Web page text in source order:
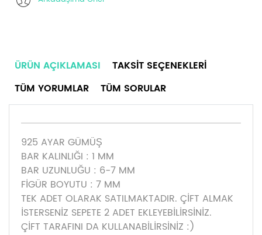
ÜRÜN AÇIKLAMASI
TAKSIT SEÇENEKLERI
TÜM YORUMLAR
TÜM SORULAR
925 AYAR GÜMÜŞ
BAR KALINLIĞI : 1 MM
BAR UZUNLUĞU : 6-7 MM
FİGÜR BOYUTU : 7 MM
TEK ADET OLARAK SATILMAKTADIR. ÇİFT ALMAK
İSTERSENİZ SEPETE 2 ADET EKLEYEBİLİRSİNİZ.
ÇİFT TARAFINI DA KULLANABİLİRSİNİZ :)